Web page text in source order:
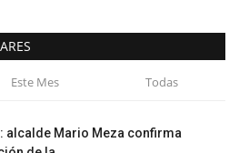
Este Mes Todas
alcalde Mario Meza confirma